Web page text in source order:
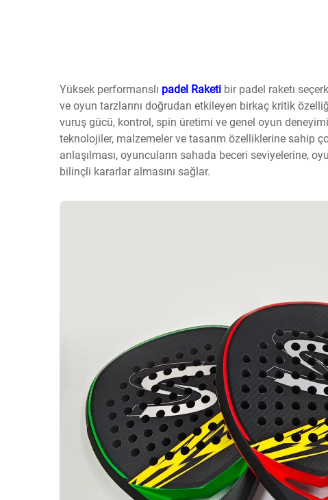
Yüksek performanslı padel Raketi bir padel raketı
ve oyun tarzlarını doğrudan etkileyen birkaç kritik
vuruş gücü, kontrol, spin üretimi ve genel oyun
teknolojiler, malzemeler ve tasarım özelliklerine sahip
anlaşılması, oyuncuların sahada beceri seviyelerine,
bilinçli kararlar almasını sağlar.